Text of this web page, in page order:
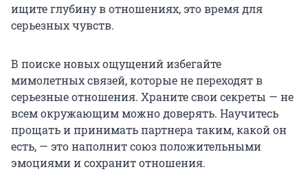
ищите глубину в отношениях, это время для
серьезных чувств.
В поиске новых ощущений избегайте
мимолетных связей, которые не переходят в
серьезные отношения. Храните свои секреты — не
всем окружающим можно доверять. Научитесь
прощать и принимать партнера таким, какой он
есть, — это наполнит союз положительными
эмоциями и сохранит отношения.